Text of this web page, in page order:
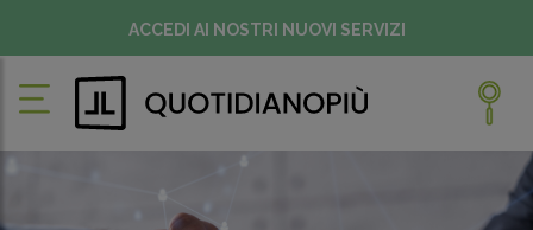
ACCEDI AI NOSTRI NUOVI SERVIZI